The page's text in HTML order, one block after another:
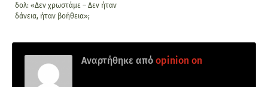
δολ: «Δεν χρωστάμε – Δεν ήταν
δάνεια, ήταν βοήθεια»;
Αναρτήθηκε από opinion on